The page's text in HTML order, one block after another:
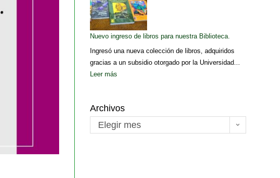
Nuevo ingreso de libros para nuestra Biblioteca.
Ingresó una nueva colección de libros, adquiridos
gracias a un subsidio otorgado por la Universidad...
Leer más
Archivos
Elegir mes